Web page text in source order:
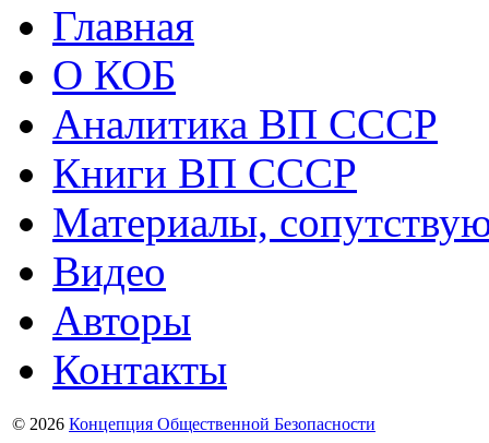
Главная
О КОБ
Аналитика ВП СССР
Книги ВП СССР
Материалы,
Видео
Авторы
Контакты
© 2026 Концепция Общественной Безопасности